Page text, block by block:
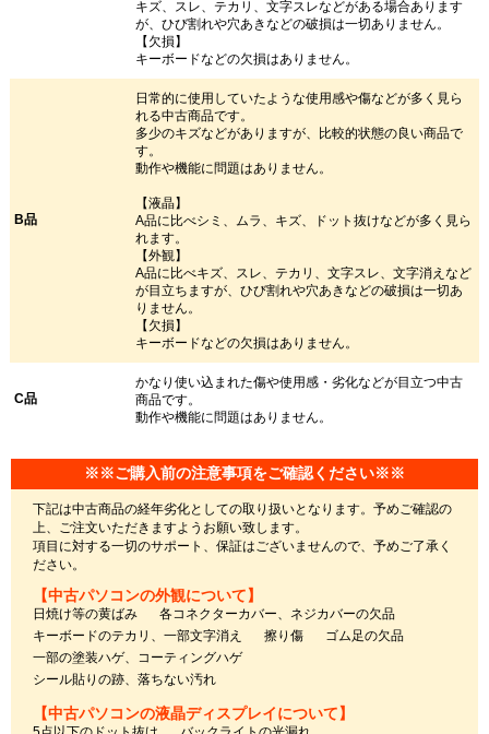
キズ、スレ、テカリ、文字スレなどがある場合あります
が、ひび割れや穴あきなどの破損は一切ありません。
【欠損】
キーボードなどの欠損はありません。
B品
日常的に使用していたような使用感や傷などが多く見ら
れる中古商品です。
多少のキズなどがありますが、比較的状態の良い商品で
す。
動作や機能に問題はありません。
【液晶】
A品に比べシミ、ムラ、キズ、ドット抜けなどが多く見ら
れます。
【外観】
A品に比べキズ、スレ、テカリ、文字スレ、文字消えなど
が目立ちますが、ひび割れや穴あきなどの破損は一切あ
りません。
【欠損】
キーボードなどの欠損はありません。
C品
かなり使い込まれた傷や使用感・劣化などが目立つ中古
商品です。
動作や機能に問題はありません。
※※ご購入前の注意事項をご確認ください※※
下記は中古商品の経年劣化としての取り扱いとなります。予めご確認の
上、ご注文いただきますようお願い致します。
項目に対する一切のサポート、保証はございませんので、予めご了承く
ださい。
【中古パソコンの外観について】
日焼け等の黄ばみ
各コネクターカバー、ネジカバーの欠品
キーボードのテカリ、一部文字消え
擦り傷
ゴム足の欠品
一部の塗装ハゲ、コーティングハゲ
シール貼りの跡、落ちない汚れ
【中古パソコンの液晶ディスプレイについて】